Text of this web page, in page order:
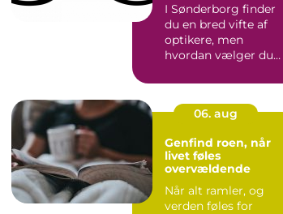
I Sønderborg finder
du en bred vifte af
optikere, men
hvordan vælger du
06. aug
Genfind roen, når
livet føles
overvældende
Når alt ramler, og
verden føles for